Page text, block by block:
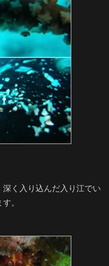
く入り込んだ入り江でい
。